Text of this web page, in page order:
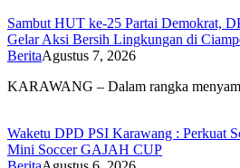
Sambut HUT ke-25 Partai Demokrat,
Gelar Aksi Bersih Lingkungan di
BeritaAgustus 7, 2026
KARAWANG – Dalam rangka
Waketu DPD PSI Karawang : Perkuat
Mini Soccer GAJAH CUP